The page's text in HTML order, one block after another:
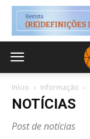
Início Informação
NOTÍCIAS
Post de notícias